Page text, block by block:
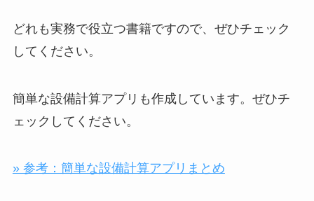
どれも実務で役立つ書籍ですので、ぜひチェック
してください。
簡単な設備計算アプリも作成しています。ぜひチ
ェックしてください。
» 参考：簡単な設備計算アプリまとめ